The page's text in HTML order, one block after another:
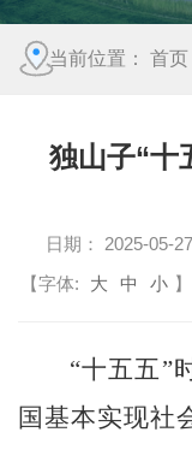
当前位置： 首页
独山子“十
日期： 2025-05-
【字体:
大 中 小 】
“十五五”
国基本实现社